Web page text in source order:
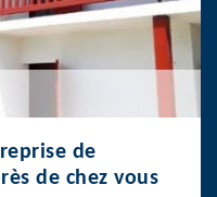
de
de chez vous